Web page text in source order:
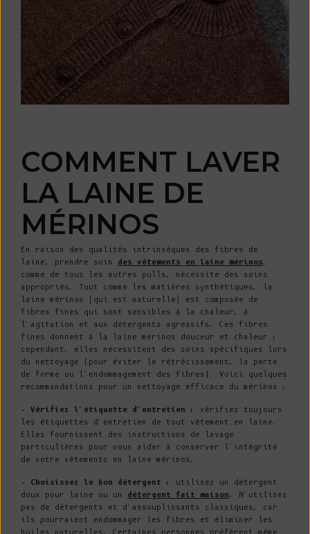
COMMENT LAVER
LA LAINE DE
MÉRINOS
En raison des qualités intrinsèques des fibres de
laine, prendre soin des vêtements en laine mérinos,
comme de tous les autres pulls, nécessite des soins
appropriés. Tout comme les matières synthétiques, la
laine mérinos (qui est naturelle) est composée de
fibres fines qui sont sensibles à la chaleur, à
l'agitation et aux détergents agressifs. Ces fibres
fines donnent à la laine mérinos douceur et chaleur ;
cependant, elles nécessitent des soins spécifiques lors
du nettoyage (pour éviter le rétrécissement, la perte
de forme ou l'endommagement des fibres). Voici quelques
recommandations pour un nettoyage efficace du mérinos :
- Vérifiez l'étiquette d'entretien :
vérifiez toujours
les étiquettes d'entretien de tout vêtement en laine.
Elles fournissent des instructions de lavage
particulières pour vous aider à conserver l'intégrité
de votre vêtements en laine mérinos.
- Choisissez le bon détergent :
utilisez un détergent
doux pour laine ou un détergent fait maison. N'utilisez
pas de détergents et d'assouplissants classiques, car
ils pourraient endommager les fibres et éliminer les
huiles naturelles. Certaines personnes préfèrent même